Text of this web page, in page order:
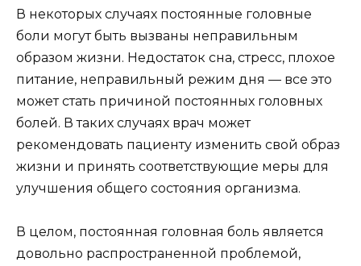
В некоторых случаях постоянные головные
боли могут быть вызваны неправильным
образом жизни. Недостаток сна, стресс, плохое
питание, неправильный режим дня — все это
может стать причиной постоянных головных
болей. В таких случаях врач может
рекомендовать пациенту изменить свой образ
жизни и принять соответствующие меры для
улучшения общего состояния организма.
В целом, постоянная головная боль является
довольно распространенной проблемой,